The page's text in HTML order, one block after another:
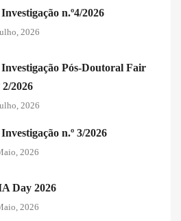
n.º4/2026
2026
Investigação Pós-Doutoral Fair
2/2026
2026
n.º 3/2026
2026
Day 2026
2026